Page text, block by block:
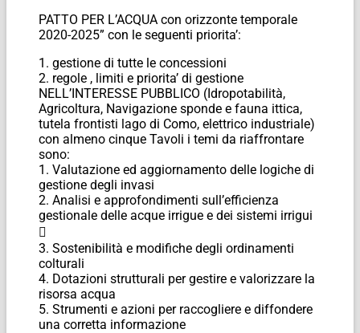
PATTO PER L’ACQUA con orizzonte temporale
2020-2025” con le seguenti priorita’:
1. gestione di tutte le concessioni
2. regole , limiti e priorita’ di gestione
NELL’INTERESSE PUBBLICO (Idropotabilità,
Agricoltura, Navigazione sponde e fauna ittica,
tutela frontisti lago di Como, elettrico industriale)
con almeno cinque Tavoli i temi da riaffrontare
sono:
1. Valutazione ed aggiornamento delle logiche di
gestione degli invasi
2. Analisi e approfondimenti sull’efficienza
gestionale delle acque irrigue e dei sistemi irrigui

3. Sostenibilità e modifiche degli ordinamenti
colturali
4. Dotazioni strutturali per gestire e valorizzare la
risorsa acqua
5. Strumenti e azioni per raccogliere e diffondere
una corretta informazione